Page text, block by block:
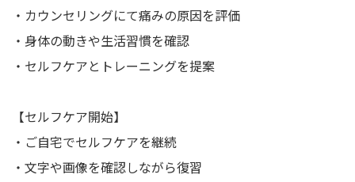
・カウンセリングにて痛みの原因を評価
・身体の動きや生活習慣を確認
・セルフケアとトレーニングを提案
【セルフケア開始】
・ご自宅でセルフケアを継続
・文字や画像を確認しながら復習